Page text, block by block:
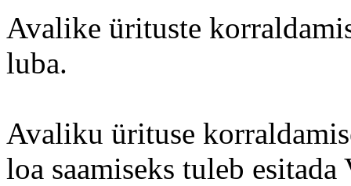
Avalike ürituste
luba.
Avaliku ürituse
loa saamiseks tuleb